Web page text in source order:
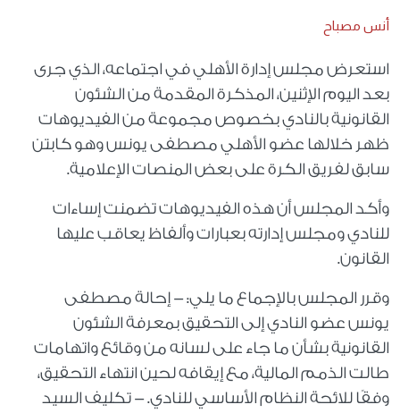
أنس مصباح
استعرض مجلس إدارة الأهلي في اجتماعه، الذي جرى
بعد اليوم الإثنين، المذكرة المقدمة من الشئون
القانونية بالنادي بخصوص مجموعة من الفيديوهات
ظهر خلالها عضو الأهلي مصطفى يونس وهو كابتن
سابق لفريق الكرة على بعض المنصات الإعلامية.
وأكد المجلس أن هذه الفيديوهات تضمنت إساءات
للنادي ومجلس إدارته بعبارات وألفاظ يعاقب عليها
القانون.
وقرر المجلس بالإجماع ما يلي: - إحالة مصطفى
يونس عضو النادي إلى التحقيق بمعرفة الشئون
القانونية بشأن ما جاء على لسانه من وقائع واتهامات
طالت الذمم المالية، مع إيقافه لحين انتهاء التحقيق،
وفقًا للائحة النظام الأساسي للنادي. - تكليف السيد